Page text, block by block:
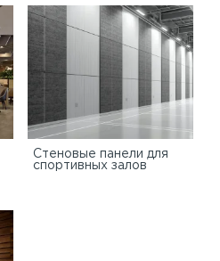
Стеновые панели для
спортивных залов